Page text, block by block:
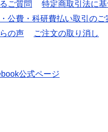
ご質問
特定商取引法に
公費・科研費払い取引のご
の声 ご注文の取り消し
公式ページ